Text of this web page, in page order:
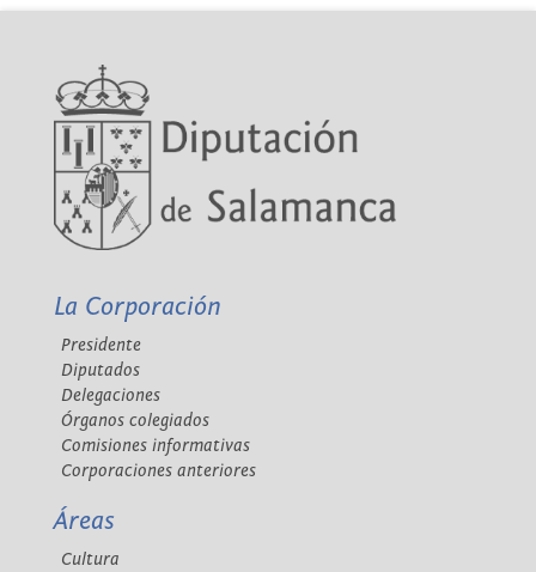
La Corporación
Presidente
Diputados
Delegaciones
Órganos colegiados
Comisiones informativas
Corporaciones anteriores
Áreas
Cultura